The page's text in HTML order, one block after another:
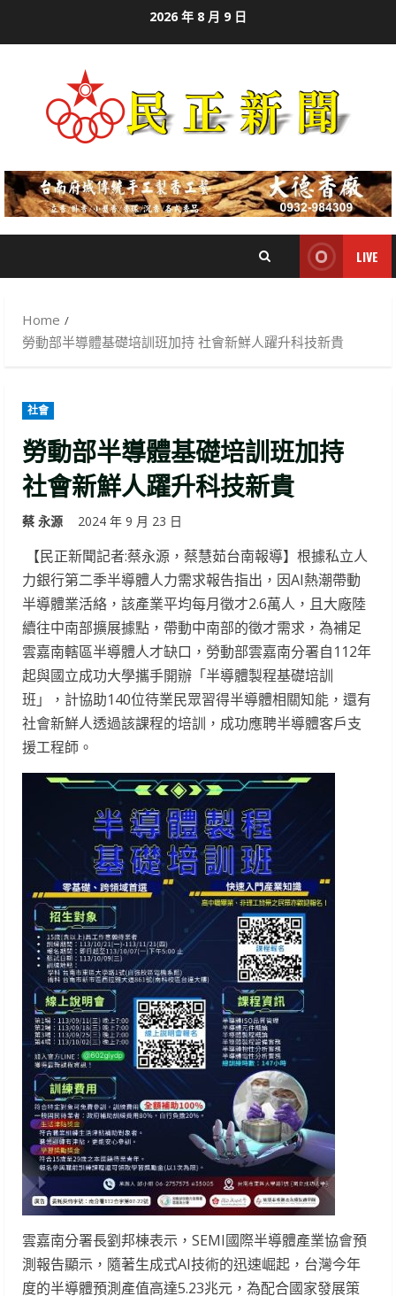
2026 年 8 月 9 日
LIVE
Home
勞動部半導體基礎培訓班加持 社會新鮮人躍升科技新貴
社會
勞動部半導體基礎培訓班加持
社會新鮮人躍升科技新貴
蔡 永源 2024 年 9 月 23 日
【民正新聞記者:蔡永源，蔡慧茹台南報導】根據私立人
力銀行第二季半導體人力需求報告指出，因AI熱潮帶動
半導體業活絡，該產業平均每月徵才2.6萬人，且大廠陸
續往中南部擴展據點，帶動中南部的徵才需求，為補足
雲嘉南轄區半導體人才缺口，勞動部雲嘉南分署自112年
起與國立成功大學攜手開辦「半導體製程基礎培訓
班」，計協助140位待業民眾習得半導體相關知能，還有
社會新鮮人透過該課程的培訓，成功應聘半導體客戶支
援工程師。
雲嘉南分署長劉邦棟表示，SEMI國際半導體產業協會預
測報告顯示，隨著生成式AI技術的迅速崛起，台灣今年
度的半導體預測產值高達5.23兆元，為配合國家發展策